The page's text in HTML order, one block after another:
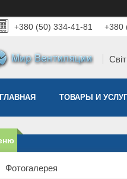
+380 (50) 334-41-81 +380
ГЛАВНАЯ ТОВАРЫ И
Фотогалерея